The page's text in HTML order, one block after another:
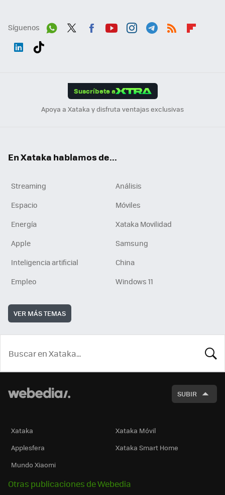
Síguenos
Suscríbete a
Apoya a Xataka y disfruta ventajas exclusivas
En Xataka hablamos de...
Streaming
Análisis
Espacio
Móviles
Energía
Xataka Movilidad
Apple
Samsung
Inteligencia artificial
China
Empleo
Windows 11
VER MÁS TEMAS
SUBIR
Xataka
Xataka Móvil
Applesfera
Xataka Smart Home
Mundo Xiaomi
Otras publicaciones de Webedia